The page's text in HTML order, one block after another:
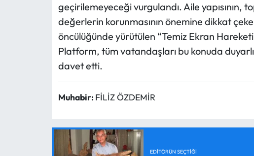
geçirilemeyeceği vurgulandı. Aile yapısının,
değerlerin korunmasının önemine dikkat
öncülüğünde yürütülen “Temiz Ekran
Platform, tüm vatandaşları bu konuda
davet etti.
Muhabir: FİLİZ ÖZDEMİR
EDITÖRÜN SEÇTIĞI